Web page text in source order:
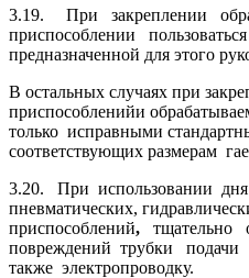
3.19. При закреплении
приспособлении
предназначенной для этого
В остальных случаях при
приспособленийи
только исправными
соответствующих размерам
3.20. При использовании дня
пневматических,
приспособлений, тщательно
повреждений трубки подачи
также электропровод­ку.